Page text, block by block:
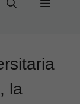
Menu
la